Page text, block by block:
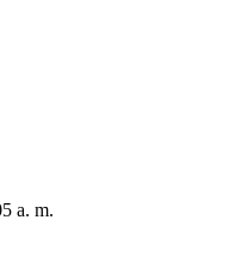
a. m.